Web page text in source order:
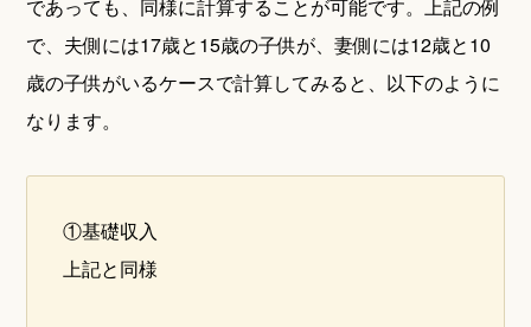
であっても、同様に計算することが可能です。上記の例
で、夫側には17歳と15歳の子供が、妻側には12歳と10
歳の子供がいるケースで計算してみると、以下のように
なります。
①基礎収入
上記と同様